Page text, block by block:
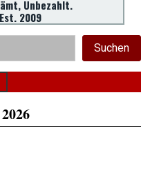
Unbezahlt.
2009
Suchen